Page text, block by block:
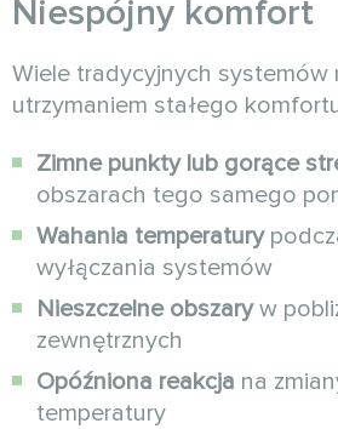
Niespójny komfort
Wiele tradycyjnych systemów
utrzymaniem stałego
Zimne punkty lub gorące
obszarach tego samego
Wahania temperatury
wyłączania systemów
Nieszczelne obszaryw
zewnętrznych
Opóźniona reakcja na
temperatury